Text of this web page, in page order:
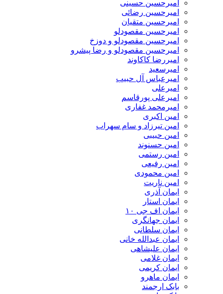
امیرحسین حسینی
امیرحسین رضائی
امیرحسین متقیان
امیرحسین مقصودلو
امیرحسین مقصودلو و دوزخ
امیرحسین مقصودلو و رضا پیشرو
امیررضا کاکاوند
امیرسعید
امیرعباس آل حبیب
امیرعلی
امیرعلی پورقاسم
امیرمحمد غفاری
امین اکبری
امین تیرزاد و سام سهراب
امین حبیبی
امین حسنوند
امین رستمی
امین رفیعی
امین محمودی
امین ناریت
ایمان آذری
ایمان استار
ایمان اف جی ۱۰
ایمان جهانگری
ایمان سلطانی
ایمان عبدالله خانی
ایمان علیشاهی
ایمان غلامی
ایمان کریمی
ایمان ماهرو
بابک ارجمند